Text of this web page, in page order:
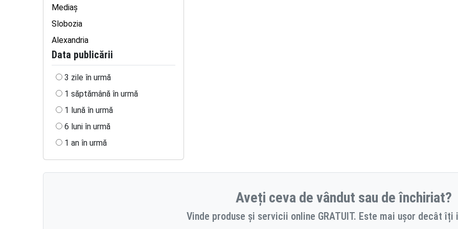
Mediaş
Slobozia
Alexandria
Data publicării
3 zile în urmă
1 săptămână în urmă
1 lună în urmă
6 luni în urmă
1 an în urmă
Aveți ceva de vândut sau de închiriat?
Vinde produse și servicii online GRATUIT. Este mai ușor decât îți